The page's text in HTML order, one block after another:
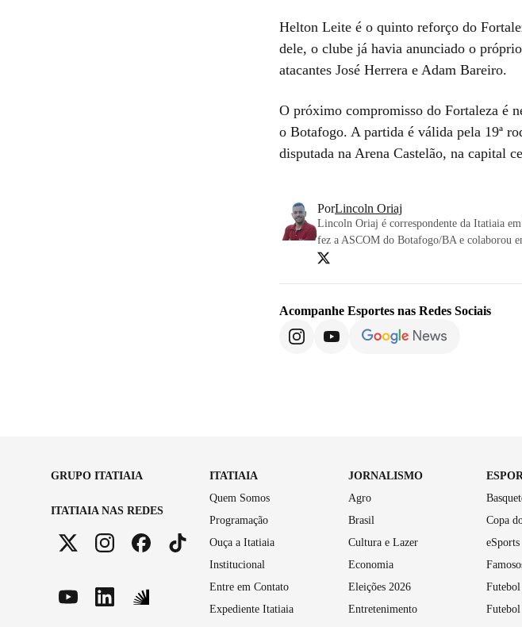
Helton Leite é o quinto reforço do
dele, o clube já havia anunciado o
atacantes José Herrera e Adam Bareiro.
O próximo compromisso do Fortaleza é
o Botafogo. A partida é válida pela 19ª
disputada na Arena Castelão, na capital
PorLincoln Oriaj
Lincoln Oriaj é correspondente da Itatiaia
fez a ASCOM do Botafogo/BA e colaborou
Acompanhe Esportes nas Redes Sociais
GRUPO ITATIAIA
ITATIAIA NAS REDES
ITATIAIA
Quem Somos
Programação
Ouça a Itatiaia
Institucional
Entre em Contato
Expediente Itatiaia
JORNALISMO
Agro
Brasil
Cultura e Lazer
Economia
Eleições 2026
Entretenimento
Copa
eSports